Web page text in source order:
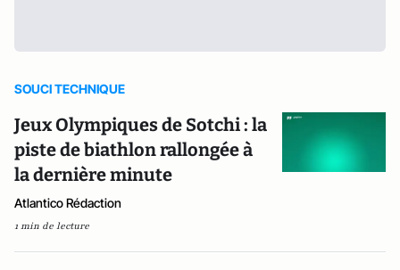
SOUCI TECHNIQUE
Jeux Olympiques de Sotchi : la
piste de biathlon rallongée à
la dernière minute
Atlantico Rédaction
1 min de lecture